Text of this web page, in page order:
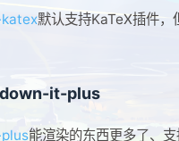
默认支持KaTeX插件
it-plus
能渲染的东西更多了、